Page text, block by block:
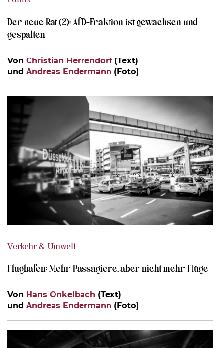
Der neue Rat (2): AfD-Fraktion ist gewachsen und
gespalten
Von Christian Herrendorf(Text)
und Andreas Endermann (Foto)
Verkehr & Umwelt
Flughafen: Mehr Passagiere, aber nicht mehr Flüge
Von Hans Onkelbach (Text)
und Andreas Endermann (Foto)